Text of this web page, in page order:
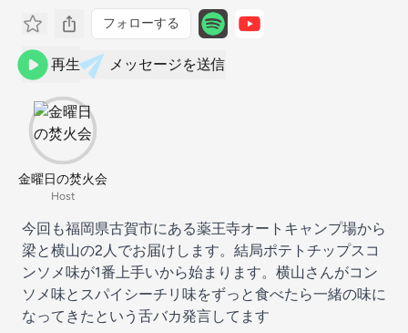
フォローする
再生 メッセージを送信
金曜日の焚火会
Host
今回も福岡県古賀市にある薬王寺オートキャンプ場から
梁と横山の2人でお届けします。結局ポテトチップスコ
ンソメ味が1番上手いから始まります。横山さんがコン
ソメ味とスパイシーチリ味をずっと食べたら一緒の味に
なってきたという舌バカ発言してます